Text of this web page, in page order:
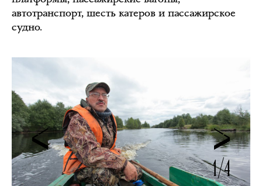
автотранспорт, шесть катеров и пассажирское
судно.
1/4